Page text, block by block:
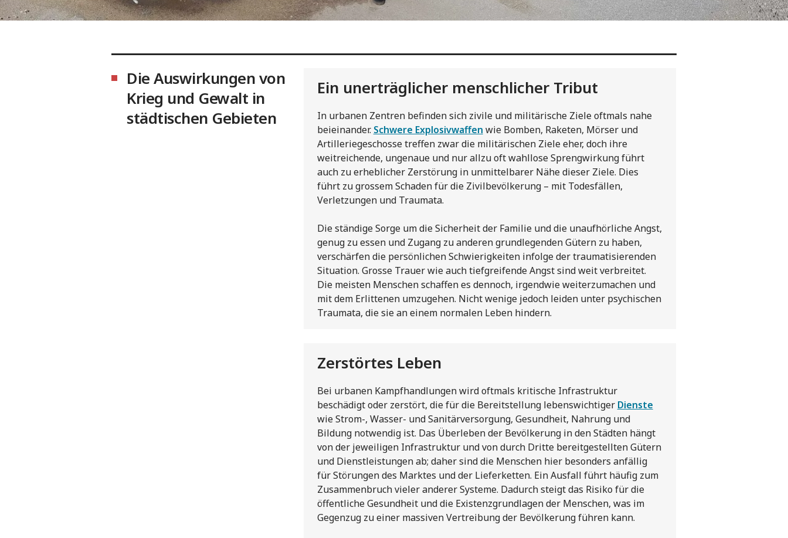
Die Auswirkungen von
Krieg und Gewalt in
städtischen Gebieten
Ein unerträglicher menschlicher Tribut
In urbanen Zentren befinden sich zivile und militärische Ziele oftmals nahe
beieinander. Schwere Explosivwaffen wie Bomben, Raketen, Mörser und
Artilleriegeschosse treffen zwar die militärischen Ziele eher, doch ihre
weitreichende, ungenaue und nur allzu oft wahllose Sprengwirkung führt
auch zu erheblicher Zerstörung in unmittelbarer Nähe dieser Ziele. Dies
führt zu grossem Schaden für die Zivilbevölkerung – mit Todesfällen,
Verletzungen und Traumata.
Die ständige Sorge um die Sicherheit der Familie und die unaufhörliche Angst,
genug zu essen und Zugang zu anderen grundlegenden Gütern zu haben,
verschärfen die persönlichen Schwierigkeiten infolge der traumatisierenden
Situation. Grosse Trauer wie auch tiefgreifende Angst sind weit verbreitet.
Die meisten Menschen schaffen es dennoch, irgendwie weiterzumachen und
mit dem Erlittenen umzugehen. Nicht wenige jedoch leiden unter psychischen
Traumata, die sie an einem normalen Leben hindern.
Zerstörtes Leben
Bei urbanen Kampfhandlungen wird oftmals kritische Infrastruktur
beschädigt oder zerstört, die für die Bereitstellung lebenswichtiger Dienste
wie Strom-, Wasser- und Sanitärversorgung, Gesundheit, Nahrung und
Bildung notwendig ist. Das Überleben der Bevölkerung in den Städten hängt
von der jeweiligen Infrastruktur und von durch Dritte bereitgestellten Gütern
und Dienstleistungen ab; daher sind die Menschen hier besonders anfällig
für Störungen des Marktes und der Lieferketten. Ein Ausfall führt häufig zum
Zusammenbruch vieler anderer Systeme. Dadurch steigt das Risiko für die
öffentliche Gesundheit und die Existenzgrundlagen der Menschen, was im
Gegenzug zu einer massiven Vertreibung der Bevölkerung führen kann.